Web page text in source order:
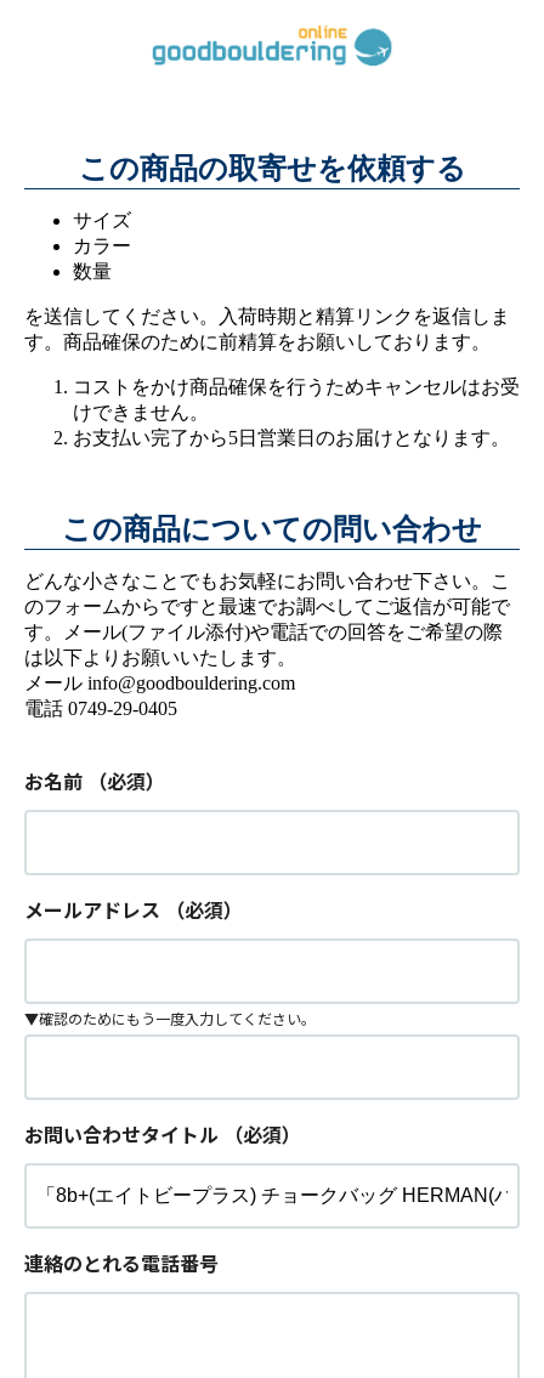
この商品の取寄せを依頼する
サイズ
カラー
数量
を送信してください。入荷時期と精算リンクを返信しま
す。商品確保のために前精算をお願いしております。
コストをかけ商品確保を行うためキャンセルはお受
けできません。
お支払い完了から5日営業日のお届けとなります。
この商品についての問い合わせ
どんな小さなことでもお気軽にお問い合わせ下さい。こ
のフォームからですと最速でお調べしてご返信が可能で
す。メール(ファイル添付)や電話での回答をご希望の際
は以下よりお願いいたします。
メール info@goodbouldering.com
電話 0749-29-0405
お名前 （必須）
メールアドレス （必須）
▼確認のためにもう一度入力してください。
お問い合わせタイトル （必須）
連絡のとれる電話番号